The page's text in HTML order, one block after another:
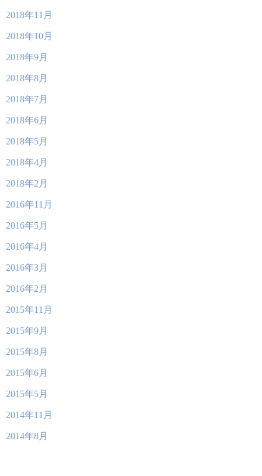
2018年11月
2018年10月
2018年9月
2018年8月
2018年7月
2018年6月
2018年5月
2018年4月
2018年2月
2016年11月
2016年5月
2016年4月
2016年3月
2016年2月
2015年11月
2015年9月
2015年8月
2015年6月
2015年5月
2014年11月
2014年8月